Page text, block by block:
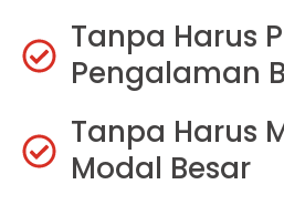
Tanpa Harus
Pengalaman
Tanpa Harus
Modal Besar